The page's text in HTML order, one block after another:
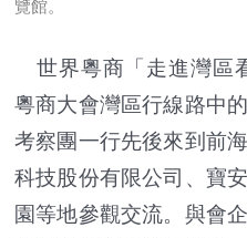
覽館。
世界粵商「走進灣區
粵商大會灣區行線路中
考察團一行先後來到前
科技股份有限公司、寶
園等地參觀交流。與會